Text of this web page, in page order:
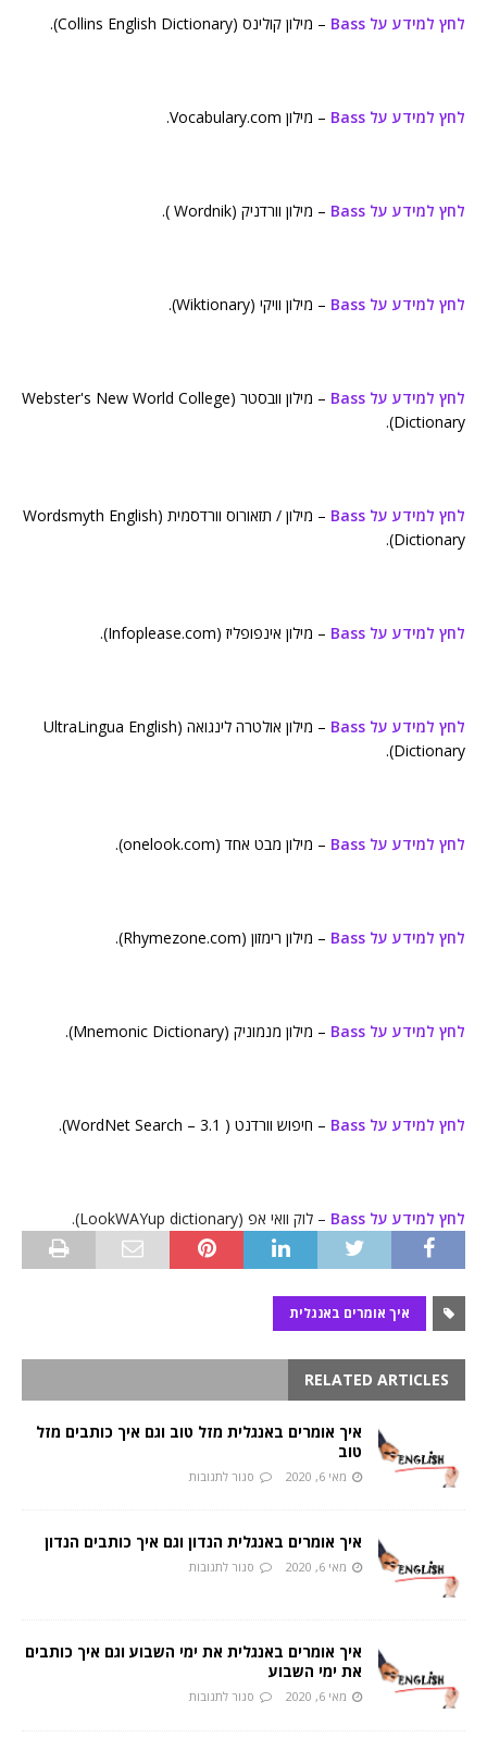
לחץ למידע על Bass – מילון קולינס (Collins English Dictionary).
לחץ למידע על Bass – מילון Vocabulary.com.
לחץ למידע על Bass – מילון וורדניק (Wordnik ).
לחץ למידע על Bass – מילון וויקי (Wiktionary).
לחץ למידע על Bass
– מילון וובסטר (Webster's New World College
Dictionary).
לחץ למידע על Bass
– מילון / תזאורוס וורדסמית (Wordsmyth English
Dictionary).
לחץ למידע על Bass – מילון אינפופליז (Infoplease.com).
לחץ למידע על Bass
– מילון אולטרה לינגואה (UltraLingua English
Dictionary).
לחץ למידע על Bass – מילון מבט אחד (onelook.com).
לחץ למידע על Bass – מילון רימזון (Rhymezone.com).
לחץ למידע על Bass – מילון מנמוניק (Mnemonic Dictionary).
לחץ למידע על Bass – חיפוש וורדנט ( WordNet Search – 3.1).
לחץ למידע על Bass – לוק וואי אפ (LookWAYup dictionary).
איך אומרים באנגלית
RELATED ARTICLES
איך אומרים באנגלית מזל טוב וגם איך כותבים מזל
טוב
מאי 6, 2020 סגור לתגובות
איך אומרים באנגלית הנדון וגם איך כותבים הנדון
מאי 6, 2020 סגור לתגובות
איך אומרים באנגלית את ימי השבוע וגם איך כותבים
את ימי השבוע
מאי 6, 2020 סגור לתגובות